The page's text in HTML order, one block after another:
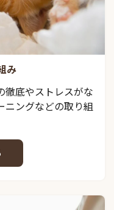
み
徹底やストレスがな
ニングなどの取り組